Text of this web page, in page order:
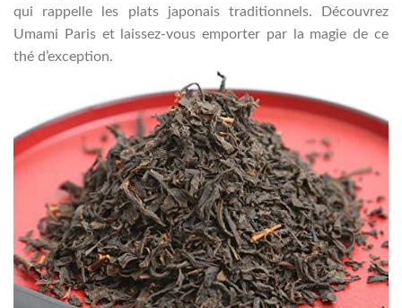
qui rappelle les plats japonais traditionnels. Découvrez
Umami Paris et laissez-vous emporter par la magie de ce
thé d’exception.